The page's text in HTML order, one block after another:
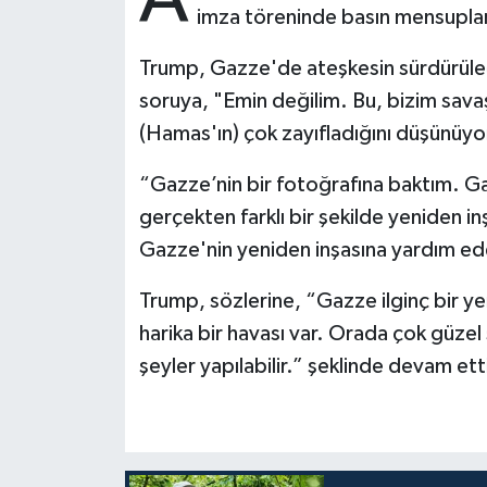
imza töreninde basın
Trump, Gazze'de ateşkesin
soruya, "Emin değilim. Bu, bizim
(Hamas'ın) çok zayıfladığını
“Gazze’nin bir fotoğrafına baktım.
gerçekten farklı bir şekilde yeniden
Gazze'nin yeniden inşasına yardım
Trump, sözlerine, “Gazze ilginç bir
harika bir havası var. Orada çok
şeyler yapılabilir.” şeklinde devam
Bolu Müftülüğü
Bursa Müftülüğü
Çankırı Müftülüğü
Çorum Müftülüğü
Makaleler
Duyurular
Bilim, Teknoloji
Biyografiler